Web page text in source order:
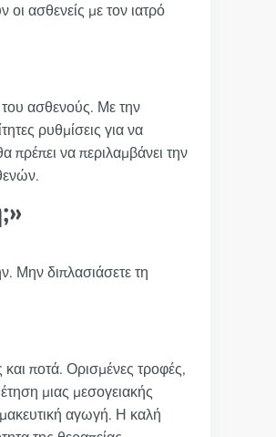
οι ασθενείς με τον ιατρό
ασθενούς. Με την
ρυθμίσεις για να
πρέπει να περιλαμβάνει την
Μην διπλασιάσετε τη
και ποτά. Ορισμένες τροφές,
μιας μεσογειακής
αγωγή. Η καλή